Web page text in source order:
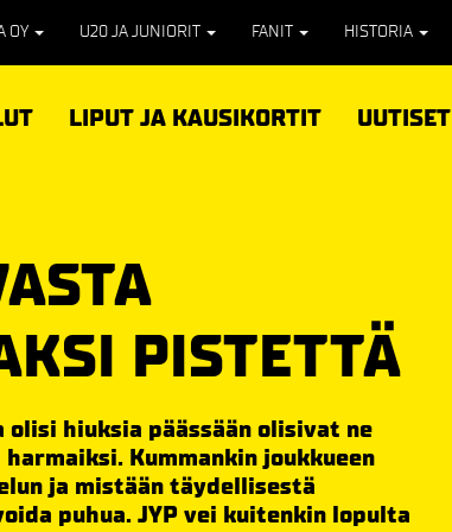
OY U20 JA JUNIORIT FANIT HISTORIA
LIPUT JA KAUSIKORTIT UUTISET
PISTETTÄ
olisi hiuksia päässään olisivat ne
Kummankin joukkueen
ja mistään täydellisestä
puhua. JYP vei kuitenkin lopulta